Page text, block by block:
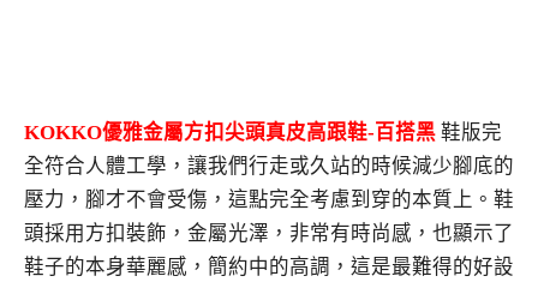
KOKKO優雅金屬方扣尖頭真皮高跟鞋-百搭黑 鞋版完
全符合人體工學，讓我們行走或久站的時候減少腳底的
壓力，腳才不會受傷，這點完全考慮到穿的本質上。鞋
頭採用方扣裝飾，金屬光澤，非常有時尚感，也顯示了
鞋子的本身華麗感，簡約中的高調，這是最難得的好設